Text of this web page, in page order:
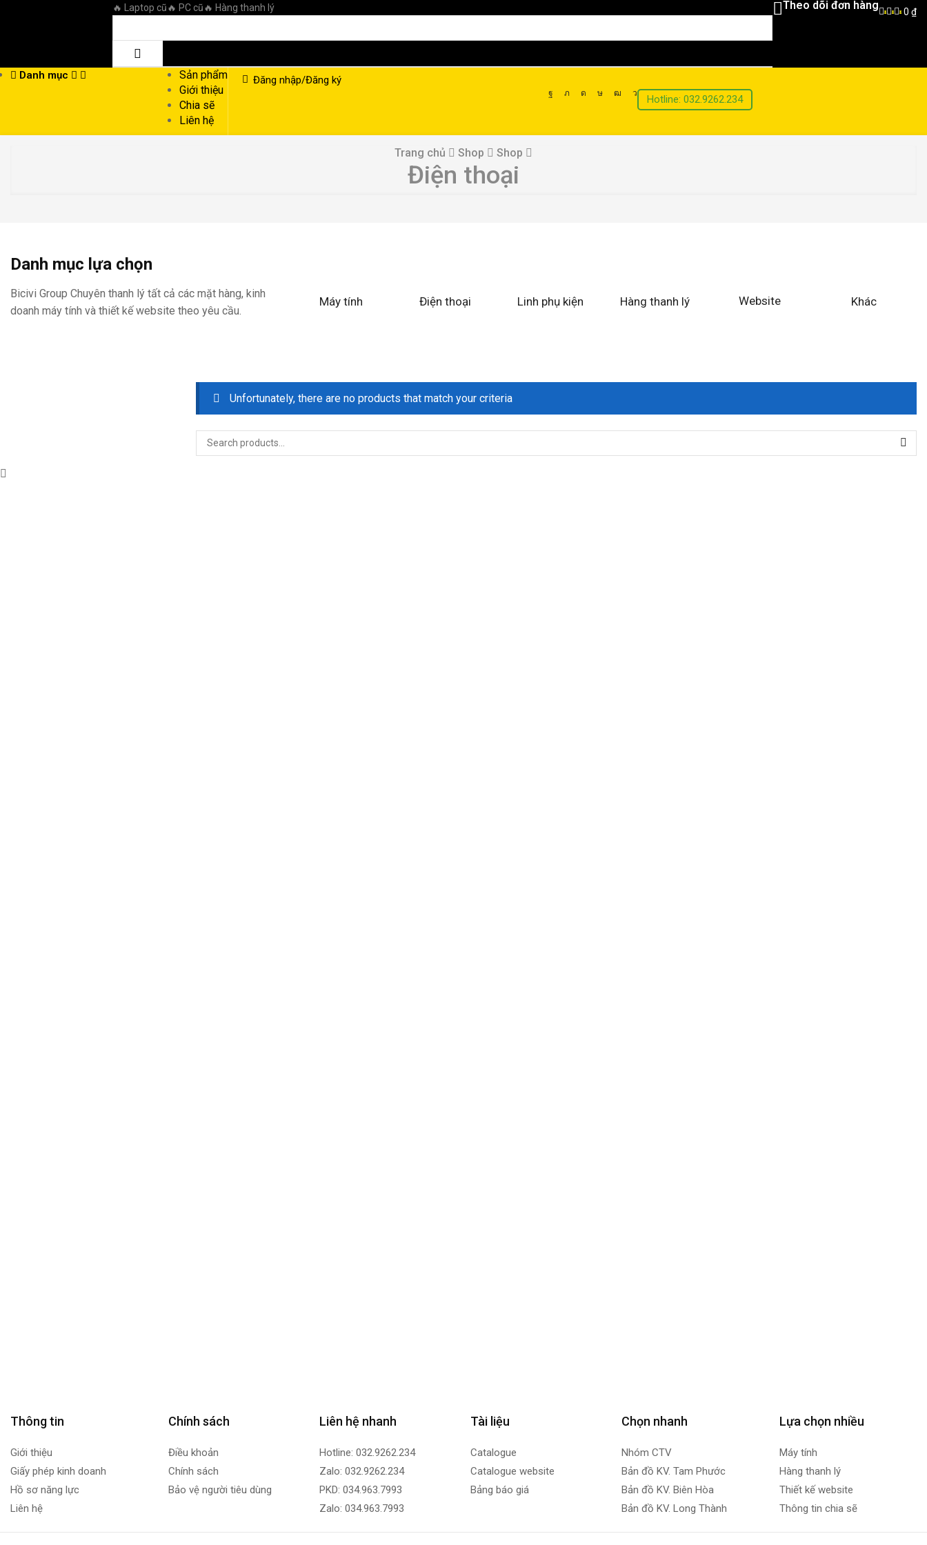
🔥 Laptop cũ🔥 PC cũ🔥 Hàng thanh lý Theo dõi đơn hàng 0 0 0 0 ₫
Danh mục
Sản phẩm
Giới thiệu
Chia sẽ
Liên hệ
Đăng nhập/Đăng ký
Hotline: 032.9262.234
Trang chủ Shop Shop
Điện thoại
Danh mục lựa chọn
Bicivi Group Chuyên thanh lý tất cả các mặt hàng, kinh
doanh máy tính và thiết kế website theo yêu cầu.
Máy tính Điện thoại Linh phụ kiện Hàng thanh lý Website Khác
Unfortunately, there are no products that match your criteria
Thông tin
Giới thiệu
Giấy phép kinh doanh
Hồ sơ năng lực
Liên hệ
Chính sách
Điều khoản
Chính sách
Bảo vệ người tiêu dùng
Liên hệ nhanh
Hotline: 032.9262.234
Zalo: 032.9262.234
PKD: 034.963.7993
Zalo: 034.963.7993
Tài liệu
Catalogue
Catalogue website
Bảng báo giá
Chọn nhanh
Nhóm CTV
Bản đồ KV. Tam Phước
Bản đồ KV. Biên Hòa
Bản đồ KV. Long Thành
Lựa chọn nhiều
Máy tính
Hàng thanh lý
Thiết kế website
Thông tin chia sẽ